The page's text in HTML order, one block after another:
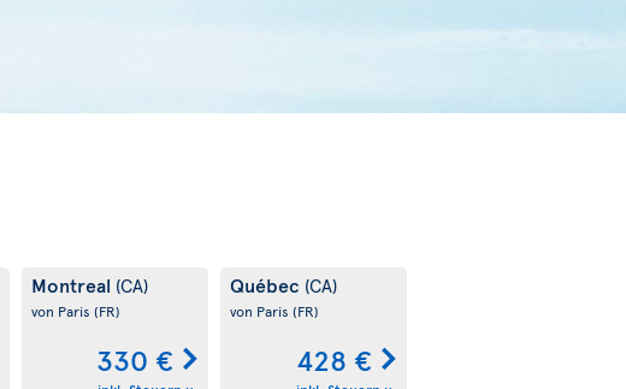
Montreal (CA)
von Paris (FR)
330 €
Québec (CA)
von Paris (FR)
428 €